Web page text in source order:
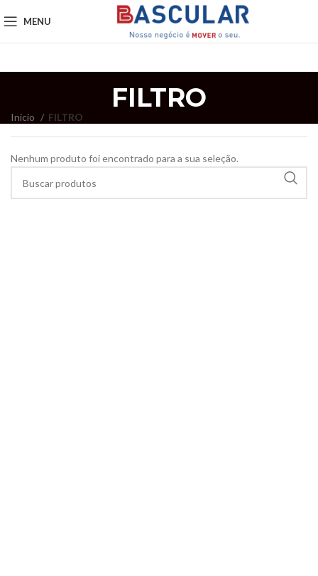
MENU
FILTRO
Início FILTRO
Nenhum produto foi encontrado para a sua seleção.